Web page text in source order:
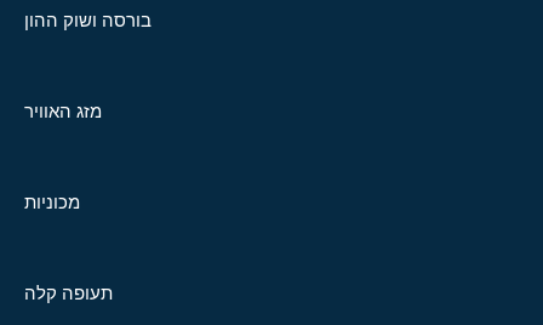
בורסה ושוק ההון
מזג האוויר
מכוניות
תעופה קלה